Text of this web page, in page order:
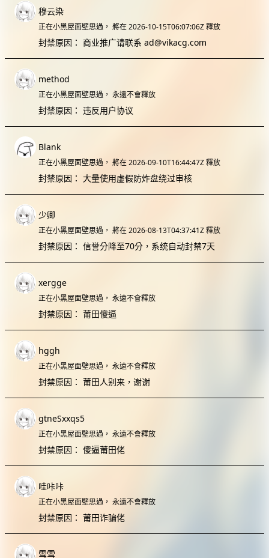
穆云染
正在小黑屋面壁思過， 將在 2026-10-15T06:07:06Z 釋放
封禁原因： 商业推广请联系 ad@vikacg.com
method
正在小黑屋面壁思過， 永遠不會釋放
封禁原因： 违反用户协议
Blank
正在小黑屋面壁思過， 將在 2026-09-10T16:44:47Z 釋放
封禁原因： 大量使用虚假防炸盘绕过审核
少卿
正在小黑屋面壁思過， 將在 2026-08-13T04:37:41Z 釋放
封禁原因： 信誉分降至70分，系统自动封禁7天
xergge
正在小黑屋面壁思過， 永遠不會釋放
封禁原因： 莆田傻逼
hggh
正在小黑屋面壁思過， 永遠不會釋放
封禁原因： 莆田人别来，谢谢
gtneSxxqs5
正在小黑屋面壁思過， 永遠不會釋放
封禁原因： 傻逼莆田佬
哇咔咔
正在小黑屋面壁思過， 永遠不會釋放
封禁原因： 莆田诈骗佬
雪雪